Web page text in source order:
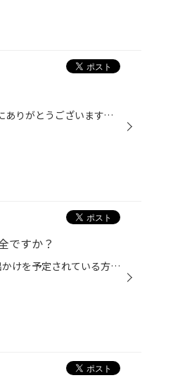
お客様へお知らせ いつもタイヤ館松江南をご利用いただき誠にありがとうございます。 当店ではお客様へ持続的なサービスを行うため、 2026年8月1日より お昼休憩を導入し、「13：00～14：00の時間帯」は PITの稼働を一時中断させて頂きます。 一斉休憩導入は初めての試みのため、 うまくいかずご迷...
ですか？
夏休みに入り、お盆も近づいてきて、ドライブやお車でのお出かけを予定されている方も 多くいらっしゃると思います。 安心してお出かけいただくためにも、久しぶりに運転される方、長距離運転のご予定がある方は 特にお車のメンテナンスを事前にしっかりしましょう！ 【お出かけ前のメンテナンスポ...